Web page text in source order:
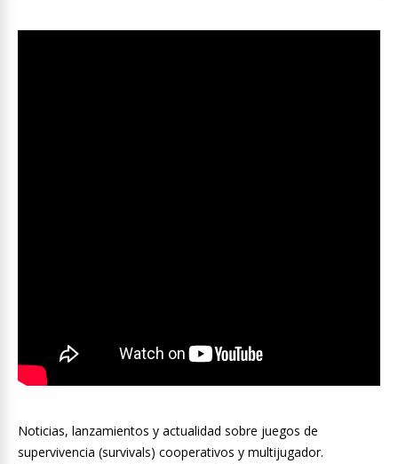
Noticias, lanzamientos y actualidad sobre juegos de
supervivencia (survivals) cooperativos y multijugador.